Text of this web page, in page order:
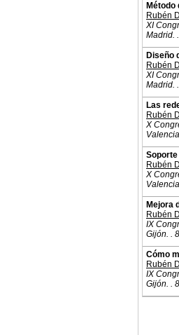
Rubén
XI
Madrid.
Diseño
Rubén
XI
Madrid.
Las
Rubén
X
Rubén
X
Mejora
Rubén
IX
Gijón. .
Cómo
Rubén
IX
Gijón. .